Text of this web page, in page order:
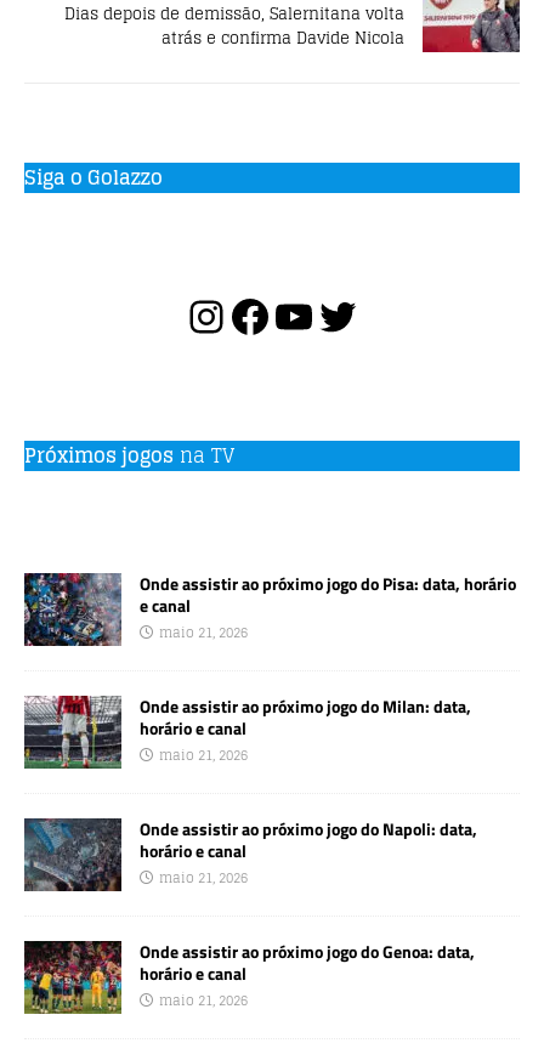
Dias depois de demissão, Salernitana volta
atrás e confirma Davide Nicola
Siga o Golazzo
Próximos jogos na TV
Onde assistir ao próximo jogo do Pisa: data, horário
e canal
maio 21, 2026
Onde assistir ao próximo jogo do Milan: data,
horário e canal
maio 21, 2026
Onde assistir ao próximo jogo do Napoli: data,
horário e canal
maio 21, 2026
Onde assistir ao próximo jogo do Genoa: data,
horário e canal
maio 21, 2026